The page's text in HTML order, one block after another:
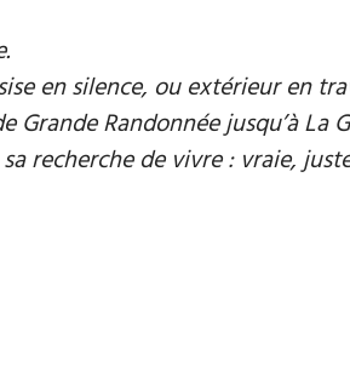
en silence, ou extérieur en
Randonnée jusqu’à La
recherche de vivre : vraie,